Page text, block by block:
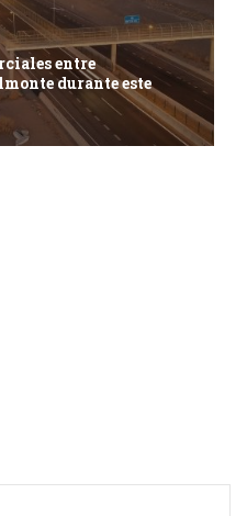
entre
durante este